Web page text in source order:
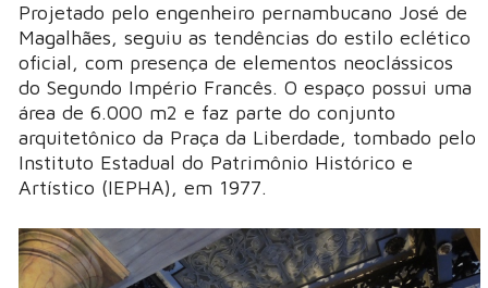
Projetado pelo engenheiro pernambucano José de
Magalhães, seguiu as tendências do estilo eclético
oficial, com presença de elementos neoclássicos
do Segundo Império Francês. O espaço possui uma
área de 6.000 m2 e faz parte do conjunto
arquitetônico da Praça da Liberdade, tombado pelo
Instituto Estadual do Patrimônio Histórico e
Artístico (IEPHA), em 1977.